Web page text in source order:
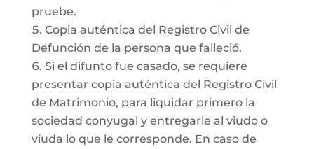
pruebe.
Copia auténtica del Registro Civil de
Defunción de la persona que falleció.
Si el difunto fue casado, se requiere
presentar copia auténtica del Registro Civil
de Matrimonio, para liquidar primero la
sociedad conyugal y entregarle al viudo o
viuda lo que le corresponde. En caso de